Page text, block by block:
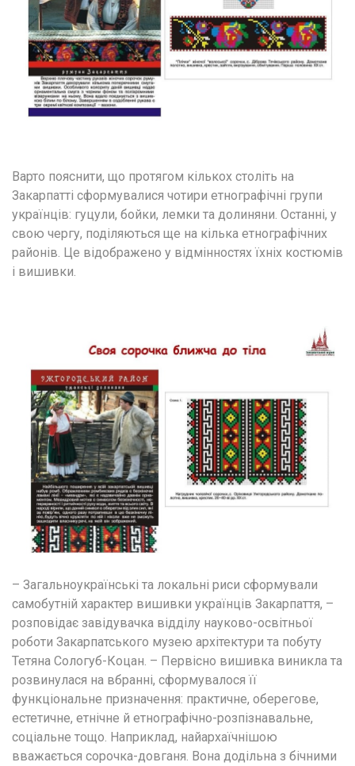
Варто пояснити, що протягом кількох століть на
Закарпатті сформувалися чотири етнографічні групи
українців: гуцули, бойки, лемки та долиняни. Останні, у
свою чергу, поділяються ще на кілька етнографічних
районів. Це відображено у відмінностях їхніх костюмів
і вишивки.
– Загальноукраїнські та локальні риси сформували
самобутній характер вишивки українців Закарпаття, –
розповідає завідувачка відділу науково-освітньої
роботи Закарпатського музею архітектури та побуту
Тетяна Сологуб-Коцан. – Первісно вишивка виникла та
розвинулася на вбранні, сформувалося її
функціональне призначення: практичне, оберегове,
естетичне, етнічне й етнографічно-розпізнавальне,
соціальне тощо. Наприклад, найархаїчнішою
вважається сорочка-довганя. Вона додільна з бічними